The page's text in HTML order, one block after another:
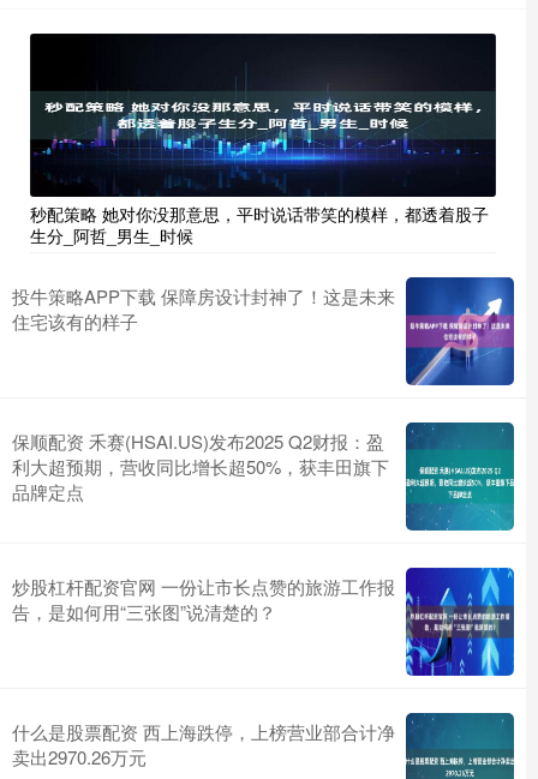
秒配策略 她对你没那意思，平时说话带笑的模样，都透着股子
生分_阿哲_男生_时候
投牛策略APP下载 保障房设计封神了！这是未来
住宅该有的样子
保顺配资 禾赛(HSAI.US)发布2025 Q2财报：盈
利大超预期，营收同比增长超50%，获丰田旗下
品牌定点
炒股杠杆配资官网 一份让市长点赞的旅游工作报
告，是如何用“三张图”说清楚的？
什么是股票配资 西上海跌停，上榜营业部合计净
卖出2970.26万元